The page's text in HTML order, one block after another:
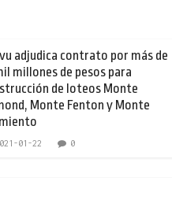
adjudica contrato por más de
millones de pesos para
de loteos Monte
Monte Fenton y Monte
01-22 0